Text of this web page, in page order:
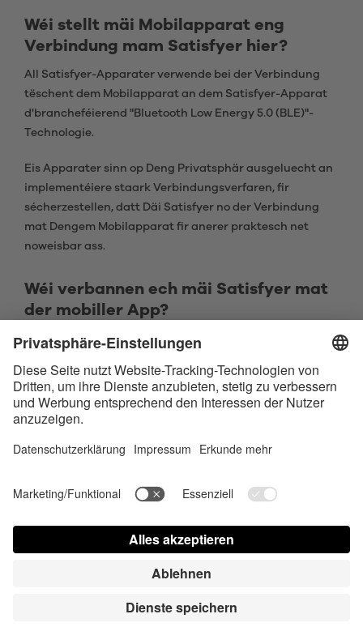
Wéi stellt mäi Mobilapparat eng
Verbindung mam Satisfyer hier?
All Satisfyer-Apparater verwende bei der Verbindung
tëschent dem Mobilapparat an dem Satisfyer-Apparat
d'brancheféierend "Bluetooth Low Energy 5.0 (BLE)"-
Technologie.
Eis Apparater sinn op Deng Privatsphär ausgeluecht an
implementéiere staark Verbindungsverfaren, fir
sécherzestellen, datt Däi Satisfyer no der Verbindung
mat Dengem Mobilapparat fir anerer praktesch net
noweisbar ass.
Wéi verbannen ech mäi Satisfyer mat
der mobiller App?
Start Däi Satisfyer-Apparat am Bluetoothmodus,
gedréckt häls a lassléiss, wann s Du de duebelen
haptesche Bols spiers. Wiessel an der "Satisfyer
Connect"-App op de Bildschierm "Meng Satisfyeren" an
trennen?
Wiessel op "Meng Satisfyeren" an tipp de Feil riets um
Bildschierm niewent dem Satisfyer-Apparat un, deen s
Du trenne wëlls. Klick "Apparat vergiessen" un, fir den